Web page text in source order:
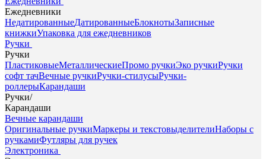
Ежедневники
НедатированныеДатированныеБлокнотыЗаписные
книжкиУпаковка для ежедневников
Ручки
Ручки
ПластиковыеМеталлическиеПромо ручкиЭко ручкиРучки
софт тачВечные ручкиРучки-стилусыРучки-
роллерыКарандаши
Ручки/
Карандаши
Вечные карандаши
Оригинальные ручкиМаркеры и текстовыделителиНаборы с
ручкамиФутляры для ручек
Электроника